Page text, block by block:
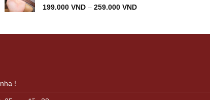
199.000 VND – 259.000 VND
!